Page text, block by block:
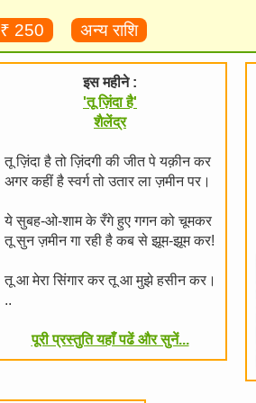
₹ 250 अन्य राशि
इस महीने :
'तू ज़िंदा है'
शैलेंद्र
तू ज़िंदा है तो ज़िंदगी की जीत पे यक़ीन कर
अगर कहीं है स्वर्ग तो उतार ला ज़मीन पर।
ये सुबह-ओ-शाम के रँगे हुए गगन को चूमकर
तू सुन ज़मीन गा रही है कब से झूम-झूम कर!
तू आ मेरा सिंगार कर तू आ मुझे हसीन कर।
..
पूरी प्रस्तुति यहाँ पढें और सुनें...